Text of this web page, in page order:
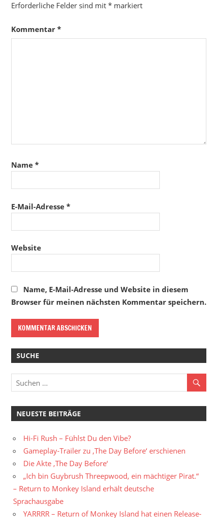
Erforderliche Felder sind mit *markiert
Kommentar *
Name *
E-Mail-Adresse *
Website
Name, E-Mail-Adresse und Website in diesem
Browser für meinen nächsten Kommentar speichern.
SUCHE
NEUESTE BEITRÄGE
Hi-Fi Rush – Fühlst Du den Vibe?
Gameplay-Trailer zu ‚The Day Before‘ erschienen
Die Akte ‚The Day Before‘
„Ich bin Guybrush Threepwood, ein mächtiger Pirat.“
– Return to Monkey Island erhält deutsche
Sprachausgabe
YARRRR – Return of Monkey Island hat einen Release-